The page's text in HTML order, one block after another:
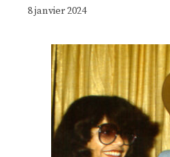
8 janvier 2024